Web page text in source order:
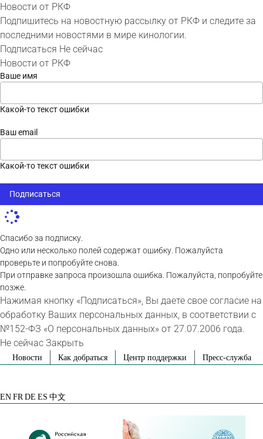
Новости от РКФ
Подпишитесь на новостную рассылку от РКФ и следите за
последними новостями в мире кинологии.
Подписаться Не сейчас
Новости от РКФ
Ваше имя
Какой-то текст ошибки
Ваш email
Какой-то текст ошибки
Подписаться
Спасибо за подписку.
Одно или несколько полей содержат ошибку. Пожалуйста
проверьте и попробуйте снова.
При отправке запроса произошла ошибка. Пожалуйста, попробуйте
позже.
Нажимая кнопку «Подписаться», Вы даете свое согласие на
обработку Ваших персональных данных, в соответствии с
№152-ФЗ «О персональных данных» от 27.07.2006 года.
Не сейчас Закрыть
SkipНовости Как добраться Центр поддержки Пресс-служба
EN FR DE ES 中文